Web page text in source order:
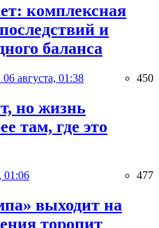
комплексная
и
баланса
06 августа, 01:38 450
но жизнь
там, где это
01:06 477
выходит на
торопит